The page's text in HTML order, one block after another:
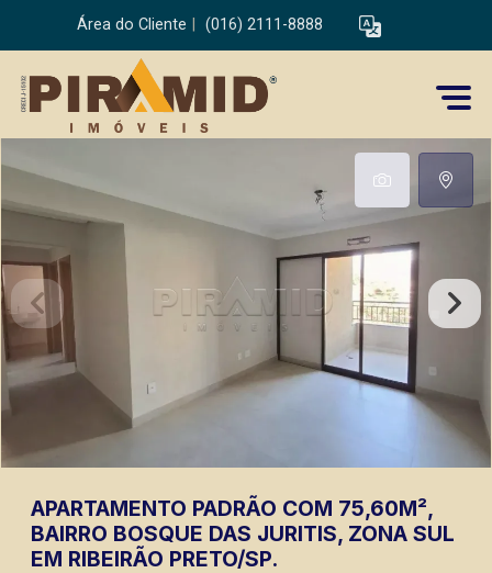
Área do Cliente (016) 2111-8888
APARTAMENTO PADRÃO COM 75,60M²,
BAIRRO BOSQUE DAS JURITIS, ZONA SUL
EM RIBEIRÃO PRETO/SP.